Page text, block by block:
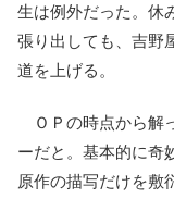
生は例外だった。休
張り出しても、吉野
道を上げる。
ＯＰの時点から解
ーだと。基本的に奇
原作の描写だけを敷